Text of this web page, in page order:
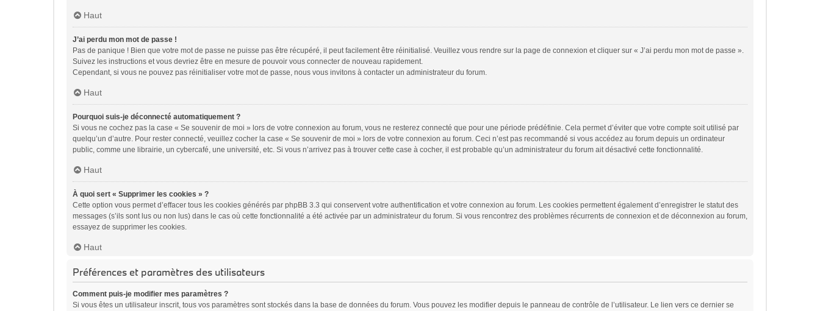
Haut
J’ai perdu mon mot de passe !
Pas de panique ! Bien que votre mot de passe ne puisse pas être récupéré, il peut facilement être réinitialisé. Veuillez vous rendre sur la page de connexion et cliquer sur « J’ai perdu mon mot de passe ».
Suivez les instructions et vous devriez être en mesure de pouvoir vous connecter de nouveau rapidement.
Cependant, si vous ne pouvez pas réinitialiser votre mot de passe, nous vous invitons à contacter un administrateur du forum.
Haut
Pourquoi suis-je déconnecté automatiquement ?
Si vous ne cochez pas la case « Se souvenir de moi » lors de votre connexion au forum, vous ne resterez connecté que pour une période prédéfinie. Cela permet d’éviter que votre compte soit utilisé par
quelqu’un d’autre. Pour rester connecté, veuillez cocher la case « Se souvenir de moi » lors de votre connexion au forum. Ceci n’est pas recommandé si vous accédez au forum depuis un ordinateur
public, comme une librairie, un cybercafé, une université, etc. Si vous n’arrivez pas à trouver cette case à cocher, il est probable qu’un administrateur du forum ait désactivé cette fonctionnalité.
Haut
À quoi sert « Supprimer les cookies » ?
Cette option vous permet d’effacer tous les cookies générés par phpBB 3.3 qui conservent votre authentification et votre connexion au forum. Les cookies permettent également d’enregistrer le statut des
messages (s’ils sont lus ou non lus) dans le cas où cette fonctionnalité a été activée par un administrateur du forum. Si vous rencontrez des problèmes récurrents de connexion et de déconnexion au forum,
essayez de supprimer les cookies.
Haut
Préférences et paramètres des utilisateurs
Comment puis-je modifier mes paramètres ?
Si vous êtes un utilisateur inscrit, tous vos paramètres sont stockés dans la base de données du forum. Vous pouvez les modifier depuis le panneau de contrôle de l’utilisateur. Le lien vers ce dernier se